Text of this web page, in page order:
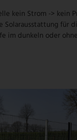
kein Strom -> kein
Solarausstattung für
im dunkeln oder